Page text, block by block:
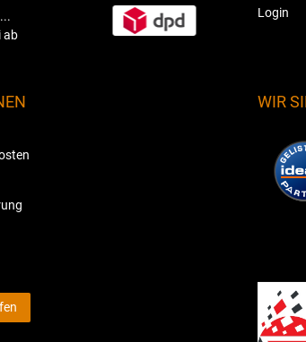
ab
Login
WIR